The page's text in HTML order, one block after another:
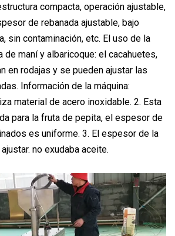
compacta, operación ajustable,
de rebanada ajustable, bajo
sin contaminación, etc. El uso de la
de maní y albaricoque: el cacahuetes,
en rodajas y se pueden ajustar las
Información de la máquina:
material de acero inoxidable. 2. Esta
para la fruta de pepita, el espesor de
es uniforme. 3. El espesor de la
no exudaba aceite.